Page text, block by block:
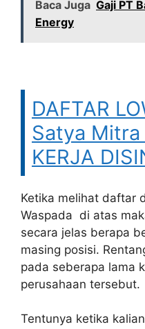
Baca Juga Gaji PT
Energy
DAFTAR
Satya Mitra
KERJA
Ketika melihat daftar
Waspada di atas
secara jelas berapa
masing posisi.
pada seberapa lama
perusahaan tersebut.
Tentunya ketika